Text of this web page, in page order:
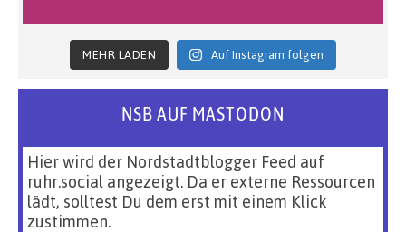
MEHR LADEN Auf Instagram folgen
NSB AUF MASTODON
Hier wird der Nordstadtblogger Feed auf
ruhr.social angezeigt. Da er externe Ressourcen
lädt, solltest Du dem erst mit einem Klick
zustimmen.